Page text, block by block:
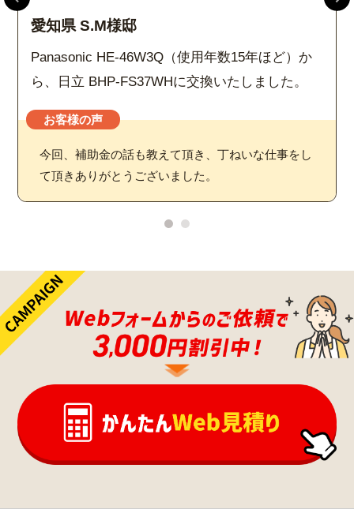
愛知県 S.M様邸
Panasonic HE-46W3Q（使用年数15年ほど）か
ら、日立 BHP-FS37WHに交換いたしました。
お客様の声
今回、補助金の話も教えて頂き、丁ねいな仕事をし
て頂きありがとうございました。